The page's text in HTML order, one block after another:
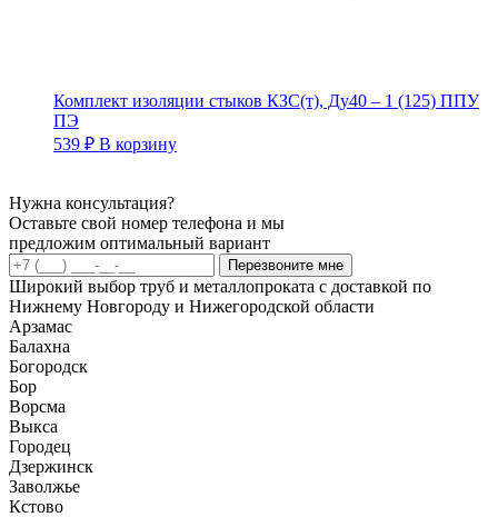
Комплект изоляции стыков КЗС(т), Ду40 – 1 (125) ППУ
ПЭ
539 ₽ В корзину
Нужна консультация?
Оставьте свой номер телефона и мы
предложим оптимальный вариант
Перезвоните мне
Широкий выбор труб и металлопроката с доставкой по
Нижнему Новгороду и Нижегородской области
Арзамас
Балахна
Богородск
Бор
Ворсма
Выкса
Городец
Дзержинск
Заволжье
Кстово